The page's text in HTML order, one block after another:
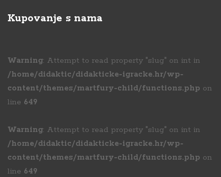
Kupovanje s nama
Warning: Attempt to read property "slug" on int in
/home/didaktic/didakticke-igracke.hr/wp-
content/themes/martfury-child/functions.php on
line 649
Warning: Attempt to read property "slug" on int in
/home/didaktic/didakticke-igracke.hr/wp-
content/themes/martfury-child/functions.php on
line 649